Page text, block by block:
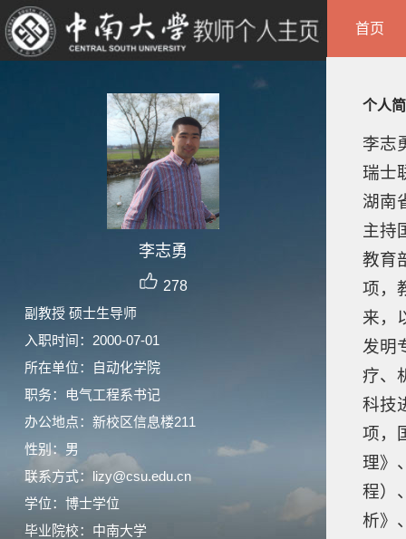
李志勇
278
副教授 硕士生导师
入职时间：2000-07-01
所在单位：自动化学院
职务：电气工程系书记
办公地点：新校区信息楼211
性别：男
联系方式：lizy@csu.edu.cn
学位：博士学位
毕业院校：中南大学
首页
个人
李志
瑞士
湖南
主持
教育
项，
来，
发明
疗、
科技
项，
理》
程）
析》